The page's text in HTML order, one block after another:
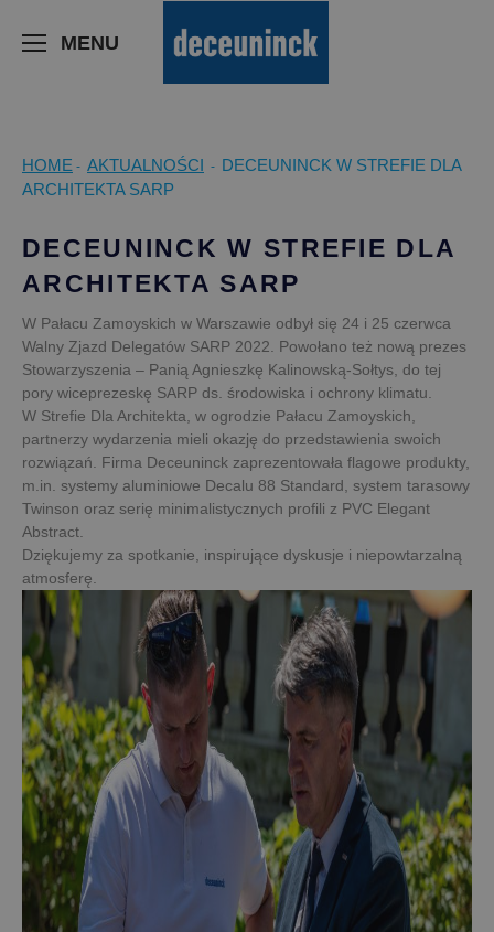
MENU
HOME - AKTUALNOŚCI - DECEUNINCK W STREFIE DLA
ARCHITEKTA SARP
DECEUNINCK W STREFIE DLA
ARCHITEKTA SARP
W Pałacu Zamoyskich w Warszawie odbył się 24 i 25 czerwca
Walny Zjazd Delegatów SARP 2022. Powołano też nową prezes
Stowarzyszenia – Panią Agnieszkę Kalinowską-Sołtys, do tej
pory wiceprezeskę SARP ds. środowiska i ochrony klimatu.
W Strefie Dla Architekta, w ogrodzie Pałacu Zamoyskich,
partnerzy wydarzenia mieli okazję do przedstawienia swoich
rozwiązań. Firma Deceuninck zaprezentowała flagowe produkty,
m.in. systemy aluminiowe Decalu 88 Standard, system tarasowy
Twinson oraz serię minimalistycznych profili z PVC Elegant
Abstract.
Dziękujemy za spotkanie, inspirujące dyskusje i niepowtarzalną
atmosferę.